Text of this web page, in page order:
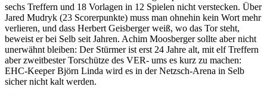
sechs Treffern und 18 Vorlagen in 12 Spielen nicht verstecken. Über
Jared Mudryk (23 Scorerpunkte) muss man ohnehin kein Wort mehr
verlieren, und dass Herbert Geisberger weiß, wo das Tor steht,
beweist er bei Selb seit Jahren. Achim Moosberger sollte aber nicht
unerwähnt bleiben: Der Stürmer ist erst 24 Jahre alt, mit elf Treffern
aber zweitbester Torschütze des VER- ums es kurz zu machen:
EHC-Keeper Björn Linda wird es in der Netzsch-Arena in Selb
sicher nicht kalt werden.